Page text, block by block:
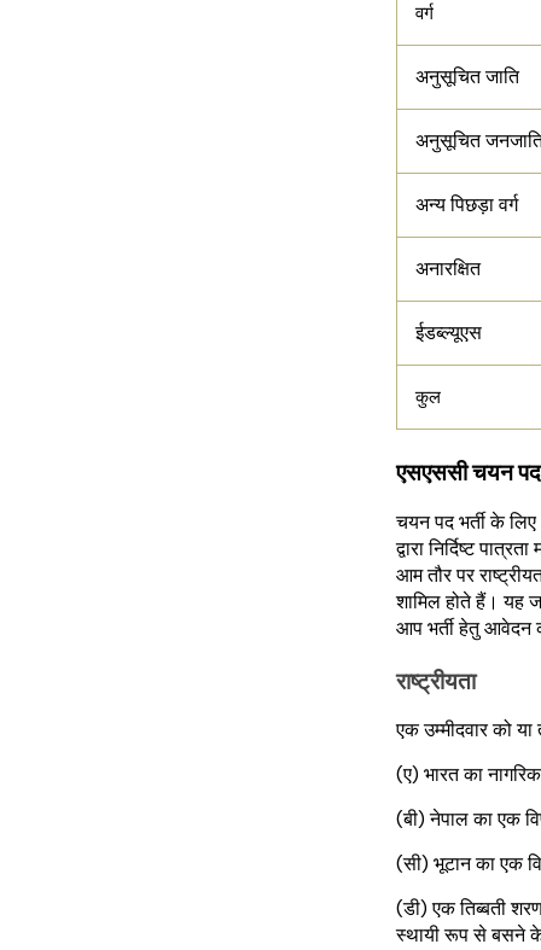
वर्ग
अनुसूचित जाति
अनुसूचित
अन्य पिछड़ा वर्ग
अनारक्षित
ईडब्ल्यूएस
कुल
एसएससी चयन
चयन पद भर्ती के
द्वारा निर्दिष्ट
आम तौर पर
शामिल होते हैं। यह
आप भर्ती हेतु आवेदन
राष्ट्रीयता
एक उम्मीदवार को या
(ए) भारत का
(बी) नेपाल का एक
(सी) भूटान का एक
(डी) एक तिब्बती
स्थायी रूप से बसने